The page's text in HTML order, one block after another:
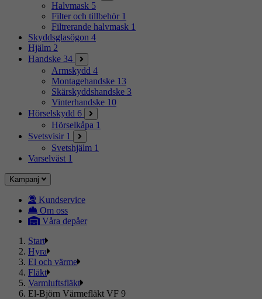
Halvmask 5
Filter och tillbehör 1
Filtrerande halvmask 1
Skyddsglasögon 4
Hjälm 2
Handske 34
Armskydd 4
Montagehandske 13
Skärskyddshandske 3
Vinterhandske 10
Hörselskydd 6
Hörselkåpa 1
Svetsvisir 1
Svetshjälm 1
Varselväst 1
Kampanj
Kundservice
Om oss
Våra depåer
Start
Hyra
El och värme
Fläkt
Varmluftsfläkt
El-Björn Värmefläkt VF 9